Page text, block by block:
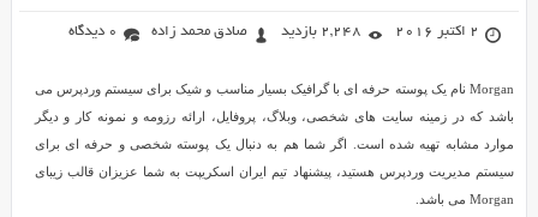
2 اکتبر 2016 2,248 بازدید صادق محمد زاده 0 دیدگاه
Morgan نام یک پوسته حرفه ای با گرافیک بسیار مناسب و شیک برای سیستم وردپرس می
باشد که در زمینه سایت های شخصی، وبلاگ، پروفایل، ارائه رزومه و نمونه کار و دیگر
موارد مشابه تهیه شده است. اگر شما هم به دنبال یک پوسته شخصی و حرفه ای برای
سیستم مدیریت وردپرس هستید، پیشنهاد تیم ایران اسکریپت به شما عزیزان قالب زیبای
Morgan می باشد.